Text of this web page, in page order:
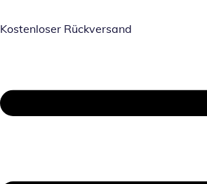
Kostenloser Rückversand